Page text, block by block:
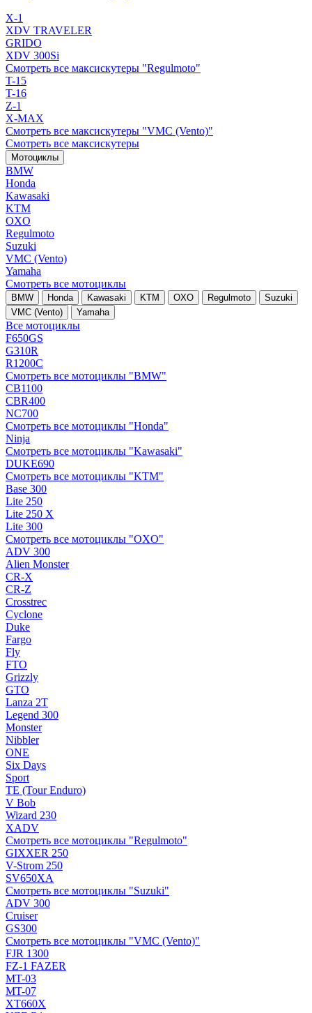
X-1
XDV TRAVELER
GRIDO
XDV 300Si
Смотреть все максискутеры "Regulmoto"
T-15
T-16
Z-1
X-MAX
Смотреть все максискутеры "VMC (Vento)"
Смотреть все максискутеры
Мотоциклы
BMW
Honda
Kawasaki
KTM
OXO
Regulmoto
Suzuki
VMC (Vento)
Yamaha
Смотреть все мотоциклы
BMW Honda Kawasaki KTM OXO Regulmoto
Suzuki
VMC (Vento)
Yamaha
Все мотоциклы
F650GS
G310R
R1200C
Смотреть все мотоциклы "BMW"
CB1100
CBR400
NC700
Смотреть все мотоциклы "Honda"
Ninja
Смотреть все мотоциклы "Kawasaki"
DUKE690
Смотреть все мотоциклы "KTM"
Base 300
Lite 250
Lite 250 X
Lite 300
Смотреть все мотоциклы "OXO"
ADV 300
Alien Monster
CR-X
CR-Z
Crosstrec
Cyclone
Duke
Fargo
Fly
FTO
Grizzly
GTO
Lanza 2T
Legend 300
Monster
Nibbler
ONE
Six Days
Sport
TE (Tour Enduro)
V Bob
Wizard 230
XADV
Смотреть все мотоциклы "Regulmoto"
GIXXER 250
V-Strom 250
SV650XA
Смотреть все мотоциклы "Suzuki"
ADV 300
Cruiser
GS300
Смотреть все мотоциклы "VMC (Vento)"
FJR 1300
FZ-1 FAZER
MT-03
MT-07
XT660X